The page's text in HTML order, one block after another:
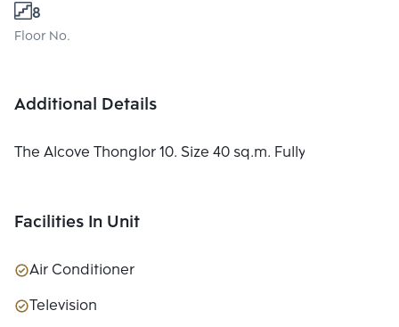
8
Floor No.
Additional Details
The Alcove Thonglor 10. Size 40 sq.m. Fully Furnished
Facilities In Unit
Air Conditioner
Television